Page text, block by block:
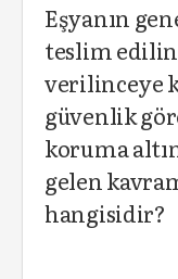
Eşyanın
teslim
verilinceye
güvenlik
koruma
gelen
hangisidir?